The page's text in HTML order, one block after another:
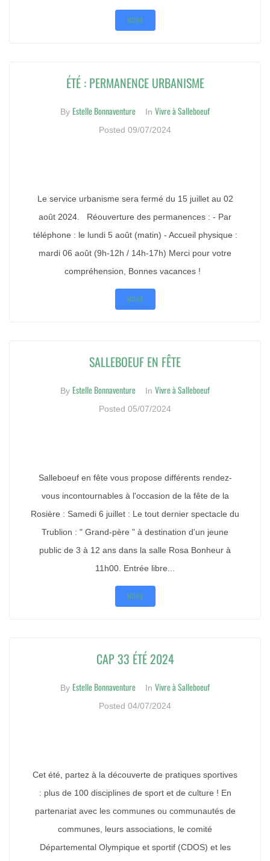
MORE
ÉTÉ : PERMANENCE URBANISME
By Estelle Bonnaventure In Vivre à Salleboeuf
Posted 09/07/2024
Le service urbanisme sera fermé du 15 juillet au 02
août 2024. Réouverture des permanences : - Par
téléphone : le lundi 5 août (matin) - Accueil physique :
mardi 06 août (9h-12h / 14h-17h) Merci pour votre
compréhension, Bonnes vacances !
MORE
SALLEBOEUF EN FÊTE
By Estelle Bonnaventure In Vivre à Salleboeuf
Posted 05/07/2024
Salleboeuf en fête vous propose différents rendez-
vous incontournables à l'occasion de la fête de la
Rosière : Samedi 6 juillet : Le tout dernier spectacle du
Trublion : " Grand-père " à destination d'un jeune
public de 3 à 12 ans dans la salle Rosa Bonheur à
11h00. Entrée libre...
MORE
CAP 33 ÉTÉ 2024
By Estelle Bonnaventure In Vivre à Salleboeuf
Posted 04/07/2024
Cet été, partez à la découverte de pratiques sportives
: plus de 100 disciplines de sport et de culture ! En
partenariat avec les communes ou communautés de
communes, leurs associations, le comité
Départemental Olympique et sportif (CDOS) et les